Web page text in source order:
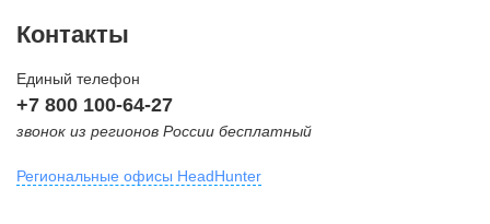
Контакты
Единый телефон
+7 800 100-64-27
звонок из регионов России бесплатный
Региональные офисы HeadHunter